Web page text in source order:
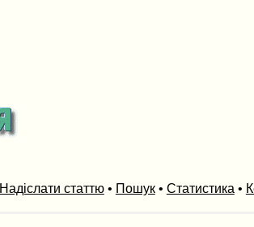
Надіслати статтю• Пошук• Статистика •